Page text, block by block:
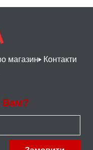
магазин
Контакти
Вам?